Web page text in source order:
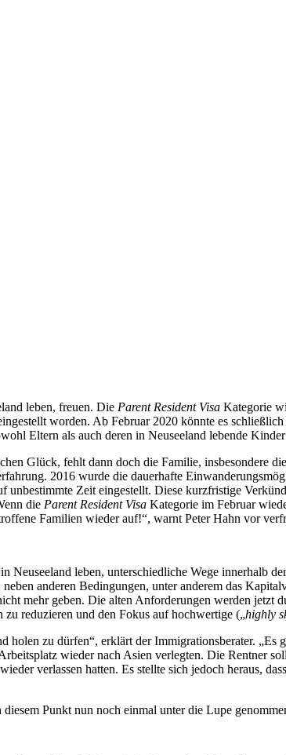
leben, freuen. Die Parent Resident Visa Kategorie
worden. Ab Februar 2020 könnte es
Eltern als auch deren in Neuseeland lebende
Glück, fehlt dann doch die Familie, insbesondere
2016 wurde die dauerhafte
unbestimmte Zeit eingestellt. Diese kurzfristige
die Parent Resident Visa Kategorie im Februar
Familien wieder auf!“, warnt Peter Hahn vor
Neuseeland leben, unterschiedliche Wege innerhalb
anderen Bedingungen, unter anderem das
mehr geben. Die alten Anforderungen werden jetzt
reduzieren und den Fokus auf hochwertige („highly
zu dürfen“, erklärt der Immigrationsberater. „Es
wieder nach Asien verlegten. Die Rentner
verlassen hatten. Es stellte sich jedoch heraus,
Punkt nun noch einmal unter die Lupe